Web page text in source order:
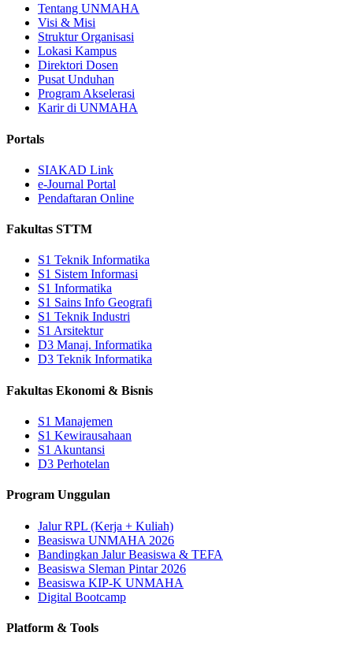
Tentang UNMAHA
Visi & Misi
Struktur Organisasi
Lokasi Kampus
Direktori Dosen
Pusat Unduhan
Program Akselerasi
Karir di UNMAHA
Portals
SIAKAD Link
e-Journal Portal
Pendaftaran Online
Fakultas STTM
S1 Teknik Informatika
S1 Sistem Informasi
S1 Informatika
S1 Sains Info Geografi
S1 Teknik Industri
S1 Arsitektur
D3 Manaj. Informatika
D3 Teknik Informatika
Fakultas Ekonomi & Bisnis
S1 Manajemen
S1 Kewirausahaan
S1 Akuntansi
D3 Perhotelan
Program Unggulan
Jalur RPL (Kerja + Kuliah)
Beasiswa UNMAHA 2026
Bandingkan Jalur Beasiswa & TEFA
Beasiswa Sleman Pintar 2026
Beasiswa KIP-K UNMAHA
Digital Bootcamp
Platform & Tools